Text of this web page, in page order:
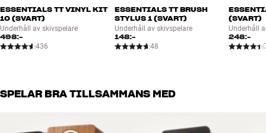
ESSENTIALS TT VINYL KIT
10 (SVART)
Underhåll av skivspelare
498:-
436
ESSENTIALS TT BRUSH
STYLUS 1 (SVART)
Underhåll av skivspelare
148:-
48
(SVART)
Underhåll
248:-
SPELAR BRA TILLSAMMANS MED